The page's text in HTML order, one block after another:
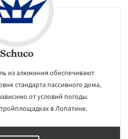
Schuco
из алюминия обеспечивают
стандарта пассивного дома,
от условий погоды.
в Лопатине.